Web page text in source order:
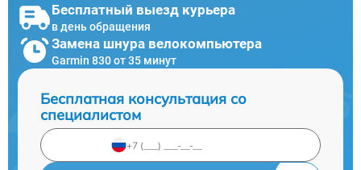
Бесплатный выезд курьера
в день обращения
Замена шнура велокомпьютера
Garmin 830 от 35 минут
Бесплатная консультация со
специалистом